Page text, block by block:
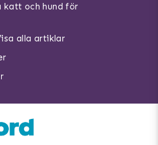
katt och hund för
alla artiklar